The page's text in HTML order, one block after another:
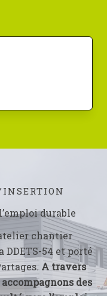
durable
chantier
54 et porté
A travers
des